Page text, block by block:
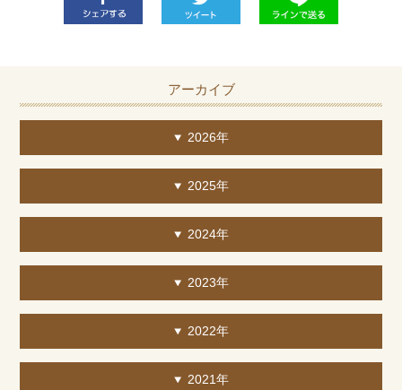
アーカイブ
2026年
2025年
2024年
2023年
2022年
2021年